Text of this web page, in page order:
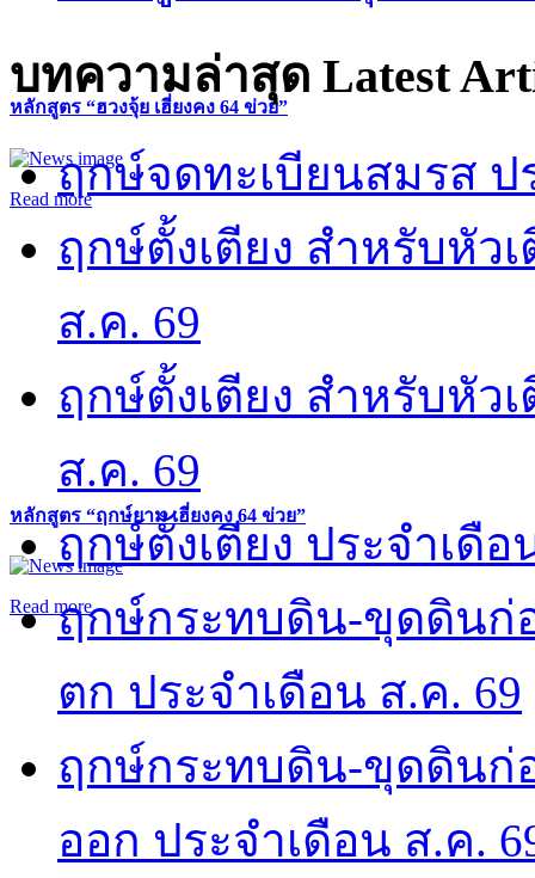
หลักสูตร “ฮวงจุ้ย เฮี่ยงคง 64 ข่วย”
Read more
หลักสูตร “ฤกษ์ยาม เฮี่ยงคง 64 ข่วย”
Read more
บทความล่าสุด Latest
ฤกษ์จดทะเบียนสมรส ป
ฤกษ์ตั้งเตียง สำหรับหัว
ส.ค. 69
ฤกษ์ตั้งเตียง สำหรับหัว
ส.ค. 69
ฤกษ์ตั้งเตียง ประจำเดือ
ฤกษ์กระทบดิน-ขุดดินก่
ตก ประจำเดือน ส.ค. 69
ฤกษ์กระทบดิน-ขุดดินก่
ออก ประจำเดือน ส.ค.